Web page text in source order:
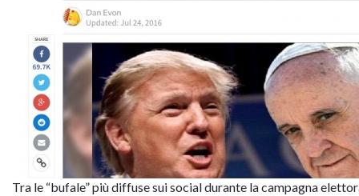
Tra le “bufale” più diffuse sui social durante la campagna